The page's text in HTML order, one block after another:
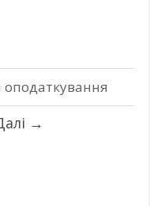
оподаткування
→